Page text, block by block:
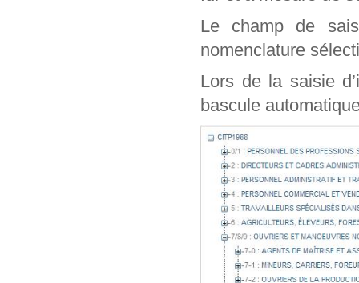
Le champ de
nomenclature
Lors de la saisie
bascule